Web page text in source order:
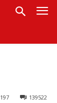
139522
197